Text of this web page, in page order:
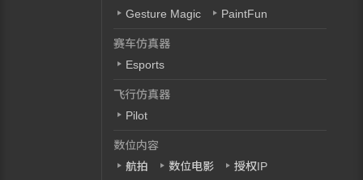
Gesture Magic
PaintFun
赛车仿真器
Esports
飞行仿真器
Pilot
数位内容
航拍
数位电影
授权IP